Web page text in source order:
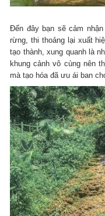
Đến đây bạn sẽ cảm
rừng, thi thoảng lại xuất
tạo thành, xung quanh là
khung cảnh vô cùng nên
mà tạo hóa đã ưu ái ban